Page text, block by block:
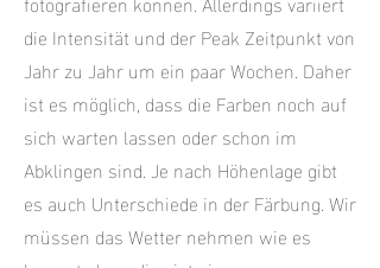
die Intensität und der Peak Zeitpunkt von
Jahr zu Jahr um ein paar Wochen. Daher
ist es möglich, dass die Farben noch auf
sich warten lassen oder schon im
Abklingen sind. Je nach Höhenlage gibt
es auch Unterschiede in der Färbung. Wir
müssen das Wetter nehmen wie es